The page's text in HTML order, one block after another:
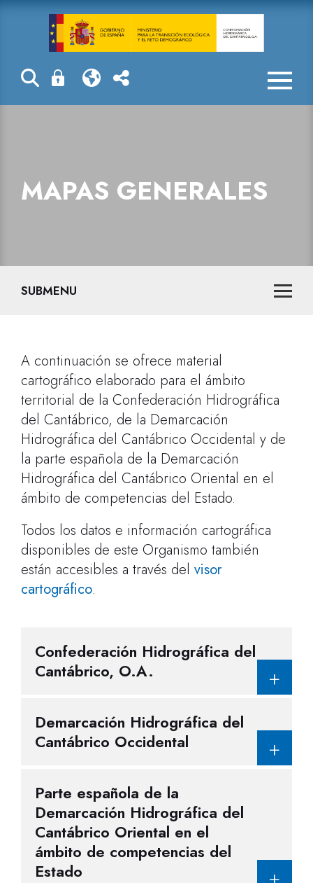
Mapas
MAPAS GENERALES
SUBMENU
A continuación se ofrece material
cartográfico elaborado para el ámbito
territorial de la Confederación Hidrográfica
del Cantábrico, de la Demarcación
Hidrográfica del Cantábrico Occidental y de
la parte española de la Demarcación
Hidrográfica del Cantábrico Oriental en el
ámbito de competencias del Estado.
Todos los datos e información cartográfica
disponibles de este Organismo también
están accesibles a través del visor
cartográfico.
Confederación Hidrográfica del
Cantábrico, O.A.
Demarcación Hidrográfica del
Cantábrico Occidental
Parte española de la
Demarcación Hidrográfica del
Cantábrico Oriental en el
ámbito de competencias del
Estado